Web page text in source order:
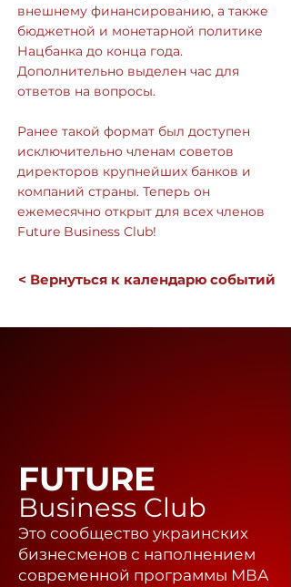
внешнему финансированию, а также
бюджетной и монетарной политике
Нацбанка до конца года.
Дополнительно выделен час для
ответов на вопросы.
Ранее такой формат был доступен
исключительно членам советов
директоров крупнейших банков и
компаний страны. Теперь он
ежемесячно открыт для всех членов
Future Business Club!
< Вернуться к календарю событий
FUTURE
Business Club
Это сообщество украинских
бизнесменов с наполнением
современной программы МВА